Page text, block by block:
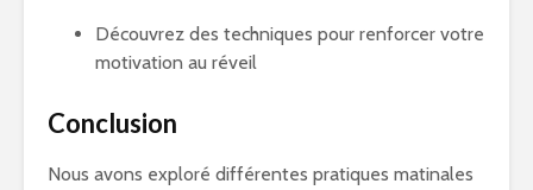
Découvrez des techniques pour renforcer votre
motivation au réveil
Conclusion
Nous avons exploré différentes pratiques matinales